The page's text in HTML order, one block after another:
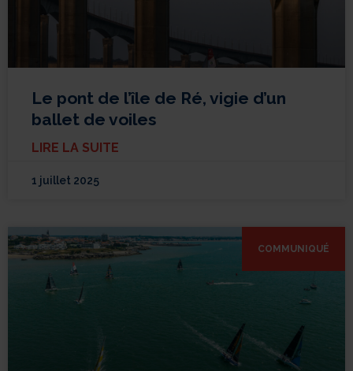
Le pont de l’île de Ré, vigie d’un
ballet de voiles
LIRE LA SUITE
1 juillet 2025
COMMUNIQUÉ